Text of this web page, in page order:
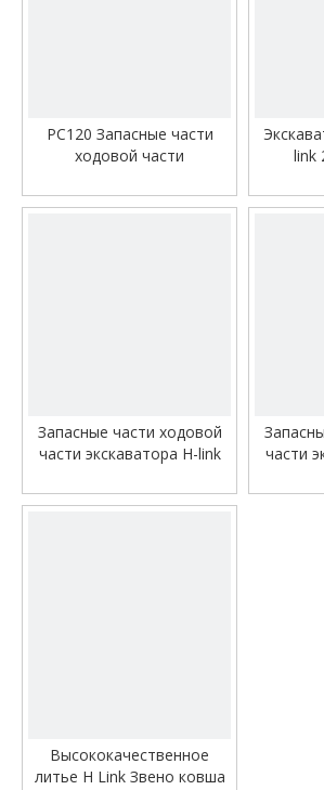
PC120 Запасные части
ходовой части
Высококачественные
link
Запасные части ходовой
части экскаватора H-link
Высококачественные
части
Высококачественное
литье H Link Звено ковша